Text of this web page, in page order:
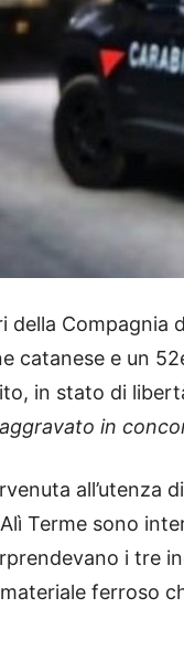
della Compagnia
catanese e un
in stato di
in
all’utenza
Terme sono
i tre
ferroso